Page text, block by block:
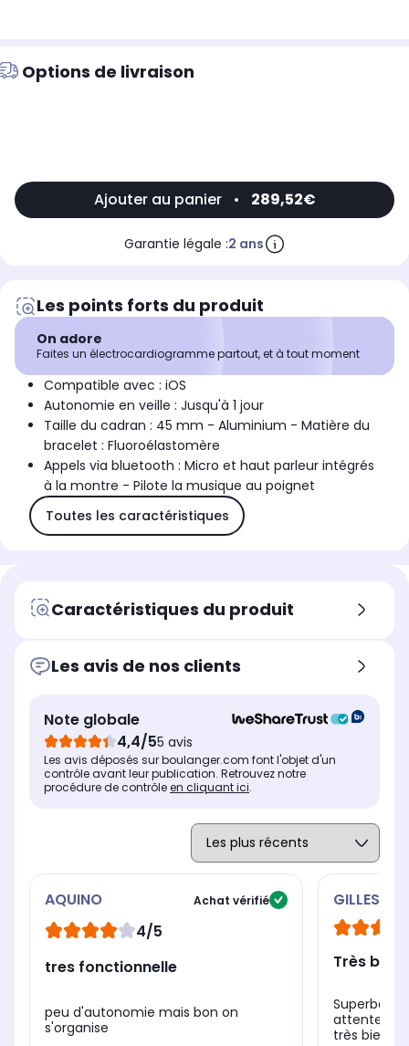
Options de livraison
Ajouter au panier • 289,52€
Garantie légale :2 ans
Les points forts du produit
On adore
Faites un électrocardiogramme partout, et à tout moment
Compatible avec : iOS
Autonomie en veille : Jusqu'à 1 jour
Taille du cadran : 45 mm - Aluminium - Matière du
bracelet : Fluoroélastomère
Appels via bluetooth : Micro et haut parleur intégrés
à la montre - Pilote la musique au poignet
Toutes les caractéristiques
Caractéristiques du produit
Les avis de nos clients
Note globale
4,4/55 avis
Les avis déposés sur boulanger.com font l'objet d'un
contrôle avant leur publication. Retrouvez notre
procédure de contrôleen cliquant ici.
AQUINO Achat vérifié
4/5
tres fonctionnelle
peu d'autonomie mais bon on
s'organise
GILLES
Très bon
Superbe
attentes
très bien